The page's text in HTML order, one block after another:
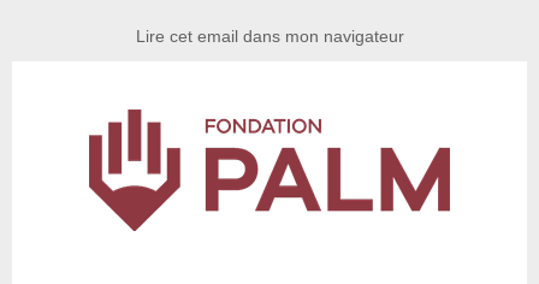
Lire cet email dans mon navigateur